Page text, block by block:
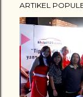
ARTIKEL